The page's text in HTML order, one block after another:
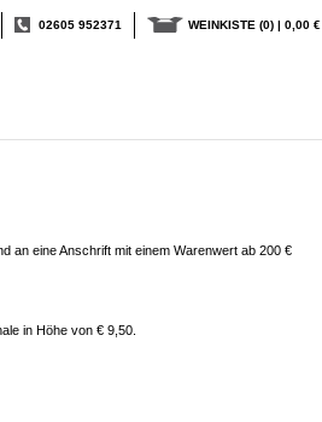
WEINKISTE (0) | 0,00 €
02605 952371
an eine Anschrift mit einem Warenwert ab 200 €
in Höhe von € 9,50.